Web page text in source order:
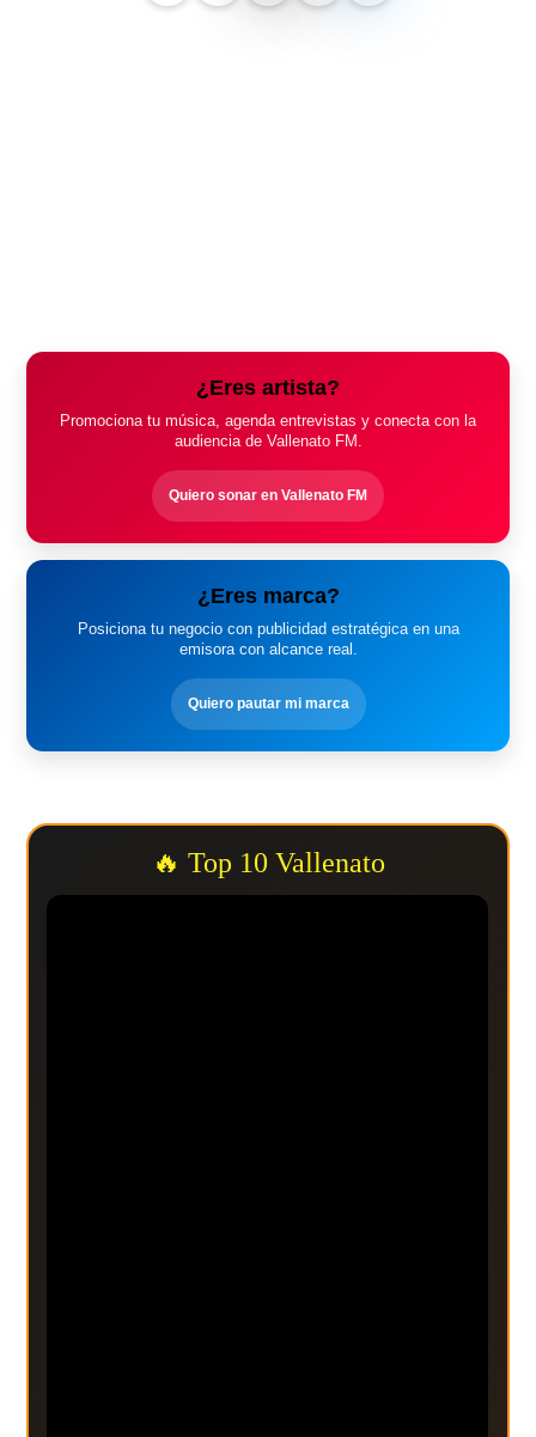
¿Eres artista?
Promociona tu música, agenda entrevistas y conecta con la
audiencia de Vallenato FM.
Quiero sonar en Vallenato FM
¿Eres marca?
Posiciona tu negocio con publicidad estratégica en una
emisora con alcance real.
Quiero pautar mi marca
🔥 Top 10 Vallenato